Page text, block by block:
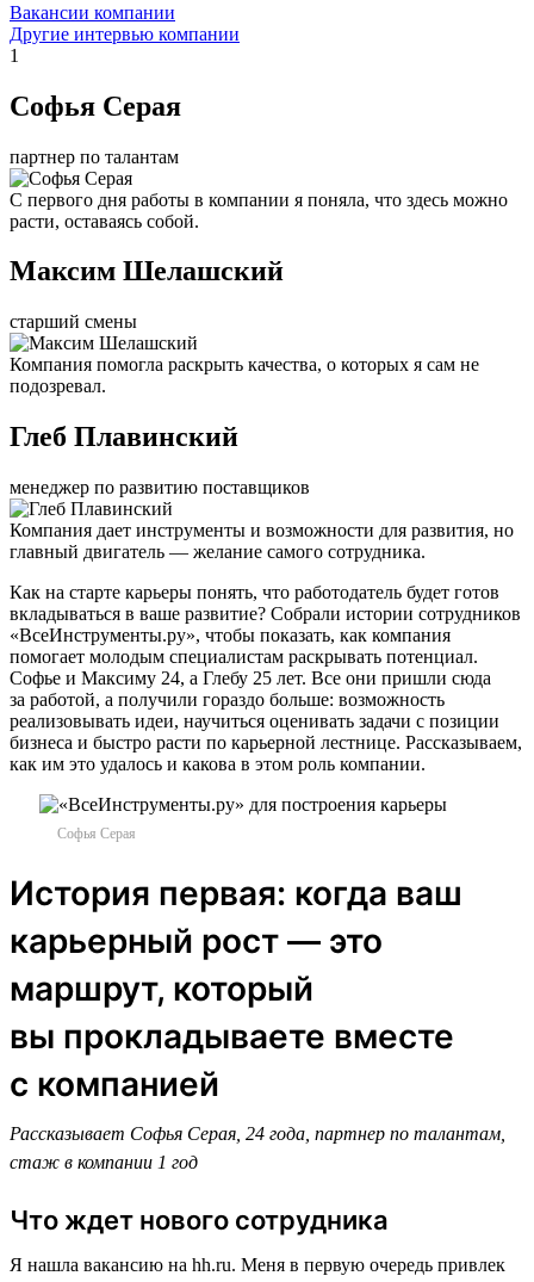
Вакансии компании
Другие интервью компании
1
Софья Серая
партнер по талантам
С первого дня работы в компании я поняла, что здесь можно
расти, оставаясь собой.
Максим Шелашский
старший смены
Компания помогла раскрыть качества, о которых я сам не
подозревал.
Глеб Плавинский
менеджер по развитию поставщиков
Компания дает инструменты и возможности для развития, но
главный двигатель — желание самого сотрудника.
Как на старте карьеры понять, что работодатель будет готов
вкладываться в ваше развитие? Собрали истории сотрудников
«ВсеИнструменты.ру», чтобы показать, как компания
помогает молодым специалистам раскрывать потенциал.
Софье и Максиму 24, а Глебу 25 лет. Все они пришли сюда
за работой, а получили гораздо больше: возможность
реализовывать идеи, научиться оценивать задачи с позиции
бизнеса и быстро расти по карьерной лестнице. Рассказываем,
как им это удалось и какова в этом роль компании.
Софья Серая
История первая: когда ваш
карьерный рост — это
маршрут, который
вы прокладываете вместе
с компанией
Рассказывает Софья Серая, 24 года, партнер по талантам,
стаж в компании 1 год
Что ждет нового сотрудника
Я нашла вакансию на hh.ru. Меня в первую очередь привлек